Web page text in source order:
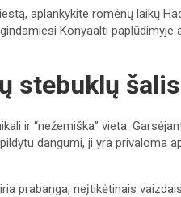
aplankykite romėnų laikų
Konyaalti paplūdimyje
stebuklų šalis
ir “nežemiška” vieta.
dangumi, ji yra privaloma
prabanga, neįtikėtinais